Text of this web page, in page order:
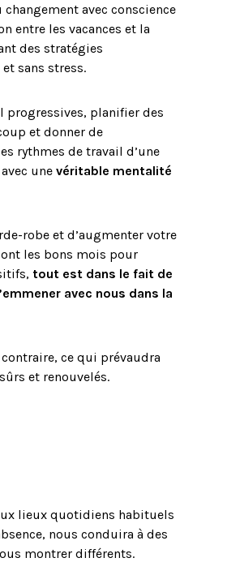
avec conscience
entre les vacances et la
des stratégies
sans stress.
progressives, planifier des
et donner de
rythmes de travail d’une
une véritable mentalité
robe et d’augmenter votre
les bons mois pour
tout est dans le fait de
avec nous dans la
ce qui prévaudra
et renouvelés.
lieux quotidiens habituels
nous conduira à des
montrer différents.